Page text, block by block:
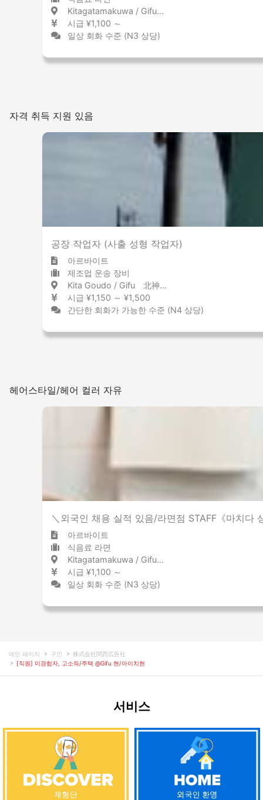
Kitagatamakuwa / Gifu 北方真桑 / 岐阜県
시급 ¥1,100 ～
일상 회화 수준 (N3 상당)
자격 취득 지원 있음
공장 작업자 (사출 성형 작업자)
아르바이트
제조업 운송 장비
Kita Goudo / Gifu 北神戸 / 岐阜県
시급 ¥1,150 ～ ¥1,500
간단한 회화가 가능한 수준 (N4 상당)
헤어스타일/헤어 컬러 자유
＼외국인 채용 실적 있음/라면점 STAFF《마치다
아르바이트
식음료 라면
Kitagatamakuwa / Gifu 北方真桑 / 岐阜県
시급 ¥1,100 ～
일상 회화 수준 (N3 상당)
메인 페이지 구인
株式会社関西広告社
[직원] 미경험자, 고소득/주택 @Gifu 현/아이치현
서비스